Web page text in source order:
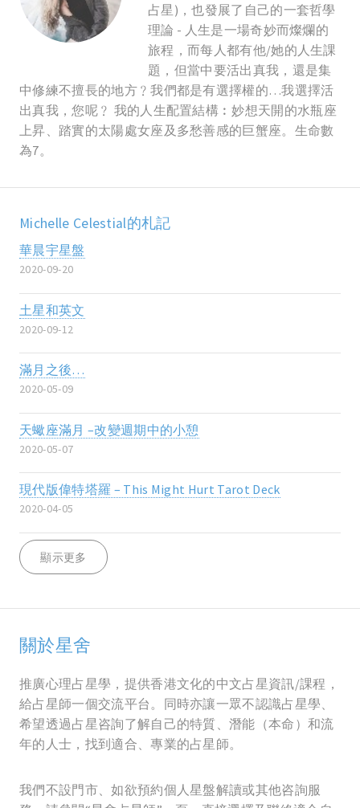
占星)，也發展了自己的一套哲學
理論 - 人生是一場奇妙而燦爛的
旅程，而每人都有他/她的人生課
題，但當中要活出真我，還是集
中修練不擅長的地方﹖我們都是有選擇權的…我選擇活
出真我，您呢﹖ 我的人生配置結構︰妙想天開的水瓶座
上昇、踏實的太陽處女座及多愁善感的巨蟹座。生命數
為7。
Michelle Celestial的札記
華晨宇星盤
2020-09-20
土星和英文
2020-09-12
滿月之後…
2020-05-09
天蠍座滿月 –改變週期中的小憩
2020-05-07
現代版偉特塔羅 – This Might Hurt Tarot Deck
2020-04-05
顯示更多
關於星舍
推廣心理占星學，提供香港文化的中文占星資訊/課程，
給占星師一個交流平台。同時亦讓一眾不認識占星學、
希望透過占星咨詢了解自己的特質、潛能（本命）和流
年的人士，找到適合、專業的占星師。
我們不設門市、如欲預約個人星盤解讀或其他咨詢服